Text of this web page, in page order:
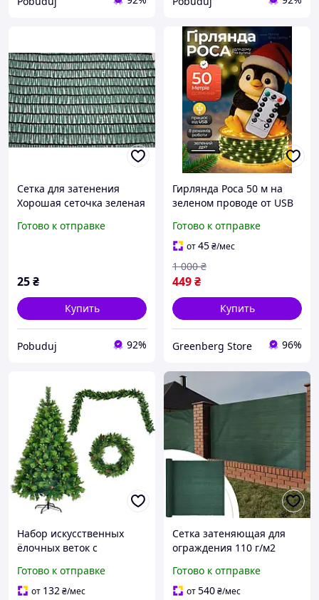
Сетка для затенения
Хорошая сеточка зеленая
Готово к отправке
25₴
Купить
Pobuduj 92%
Гирлянда Роса 50 м на
зеленом проводе от USB
росы
Готово к отправке
от45₴/мес
449₴
1 000 ₴
Купить
Greenberg Store 96%
Набор искусственных
ёлочных веток с
2м Artificial Plant Cane
Рождественская
Готово к отправке
от 132₴/мес
Сетка затеняющая для
ограждения 110 г/м2
Готово к отправке
от540₴/мес